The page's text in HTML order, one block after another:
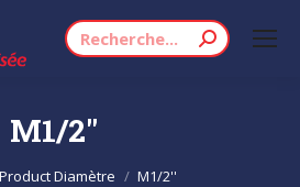
Recherche
M1/2''
ici :
Product Diamètre M1/2''